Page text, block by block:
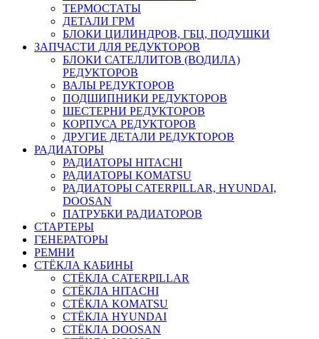
ТЕРМОСТАТЫ
ДЕТАЛИ ГРМ
БЛОКИ ЦИЛИНДРОВ, ГБЦ, ПОДУШКИ
ЗАПЧАСТИ ДЛЯ РЕДУКТОРОВ
БЛОКИ САТЕЛЛИТОВ (ВОДИЛА)
РЕДУКТОРОВ
ВАЛЫ РЕДУКТОРОВ
ПОДШИПНИКИ РЕДУКТОРОВ
ШЕСТЕРНИ РЕДУКТОРОВ
КОРПУСА РЕДУКТОРОВ
ДРУГИЕ ДЕТАЛИ РЕДУКТОРОВ
РАДИАТОРЫ
РАДИАТОРЫ HITACHI
РАДИАТОРЫ KOMATSU
РАДИАТОРЫ CATERPILLAR, HYUNDAI,
DOOSAN
ПАТРУБКИ РАДИАТОРОВ
СТАРТЕРЫ
ГЕНЕРАТОРЫ
РЕМНИ
СТЁКЛА КАБИНЫ
СТЁКЛА CATERPILLAR
СТЁКЛА HITACHI
СТЁКЛА KOMATSU
СТЁКЛА HYUNDAI
СТЁКЛА DOOSAN